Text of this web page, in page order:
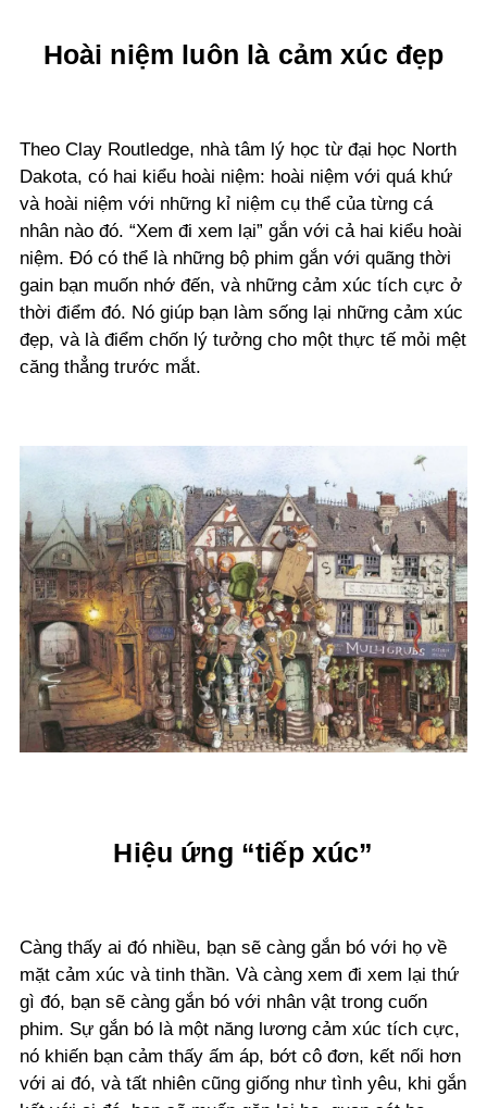
Hoài niệm luôn là cảm xúc đẹp
Theo Clay Routledge, nhà tâm lý học từ đại học North
Dakota, có hai kiểu hoài niệm: hoài niệm với quá khứ
và hoài niệm với những kỉ niệm cụ thể của từng cá
nhân nào đó. “Xem đi xem lại” gắn với cả hai kiểu hoài
niệm. Đó có thể là những bộ phim gắn với quãng thời
gain bạn muốn nhớ đến, và những cảm xúc tích cực ở
thời điểm đó. Nó giúp bạn làm sống lại những cảm xúc
đẹp, và là điểm chốn lý tưởng cho một thực tế mỏi mệt
căng thẳng trước mắt.
Hiệu ứng “tiếp xúc”
Càng thấy ai đó nhiều, bạn sẽ càng gắn bó với họ về
mặt cảm xúc và tinh thần. Và càng xem đi xem lại thứ
gì đó, bạn sẽ càng gắn bó với nhân vật trong cuốn
phim. Sự gắn bó là một năng lương cảm xúc tích cực,
nó khiến bạn cảm thấy ấm áp, bớt cô đơn, kết nối hơn
với ai đó, và tất nhiên cũng giống như tình yêu, khi gắn